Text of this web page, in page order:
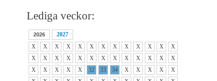
Lediga veckor:
2026
2027
X
X X X X X X X X X X X
X
X
X X X X X X X X X X X
X
X
X X X X 32 33 34 X X X X
X